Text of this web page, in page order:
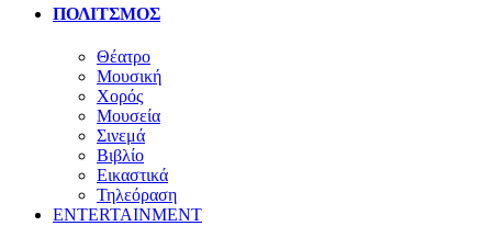
ΠΟΛΙΤΣΜΟΣ
Θέατρο
Μουσική
Χορός
Μουσεία
Σινεμά
Βιβλίο
Εικαστικά
Τηλεόραση
ENTERTAINMENT